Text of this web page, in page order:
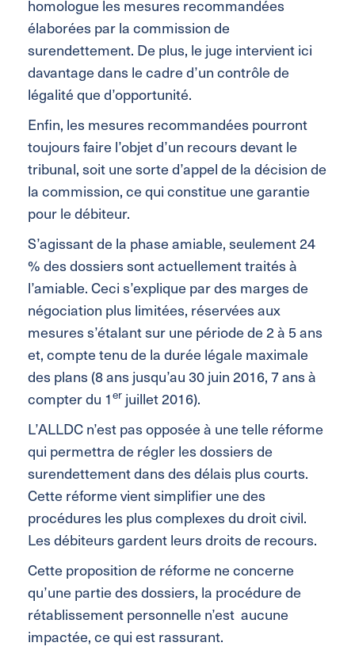
homologue les mesures recommandées
élaborées par la commission de
surendettement. De plus, le juge intervient ici
davantage dans le cadre d’un contrôle de
légalité que d’opportunité.
Enfin, les mesures recommandées pourront
toujours faire l’objet d’un recours devant le
tribunal, soit une sorte d’appel de la décision de
la commission, ce qui constitue une garantie
pour le débiteur.
S’agissant de la phase amiable, seulement 24
% des dossiers sont actuellement traités à
l’amiable. Ceci s’explique par des marges de
négociation plus limitées, réservées aux
mesures s’étalant sur une période de 2 à 5 ans
et, compte tenu de la durée légale maximale
des plans (8 ans jusqu’au 30 juin 2016, 7 ans à
compter du 1er juillet 2016).
L’ALLDC n’est pas opposée à une telle réforme
qui permettra de régler les dossiers de
surendettement dans des délais plus courts.
Cette réforme vient simplifier une des
procédures les plus complexes du droit civil.
Les débiteurs gardent leurs droits de recours.
Cette proposition de réforme ne concerne
qu’une partie des dossiers, la procédure de
rétablissement personnelle n’est aucune
impactée, ce qui est rassurant.